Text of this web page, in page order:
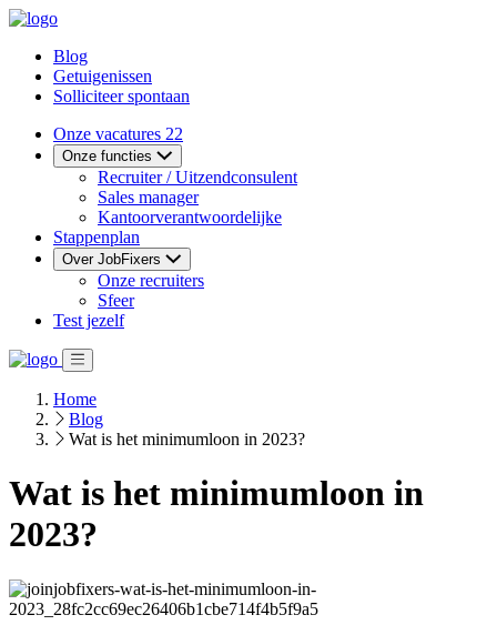
Blog
Getuigenissen
Solliciteer spontaan
Onze vacatures 22
Onze functies
Recruiter / Uitzendconsulent
Sales manager
Kantoorverantwoordelijke
Stappenplan
Over JobFixers
Onze recruiters
Sfeer
Test jezelf
Home
Blog
Wat is het minimumloon in 2023?
Wat is het minimumloon in
2023?